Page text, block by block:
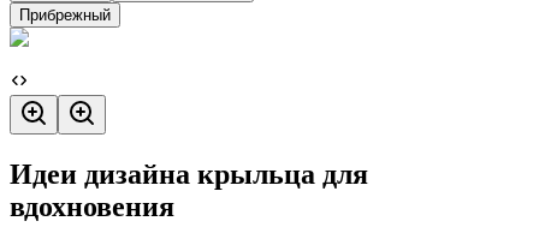
Прибрежный
Идеи дизайна крыльца для
вдохновения